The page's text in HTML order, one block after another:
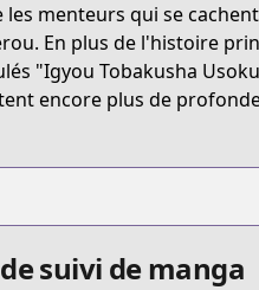
usogui
les menteurs qui se
En plus de l'histoire
"Igyou Tobakusha
encore plus de
suivi de manga